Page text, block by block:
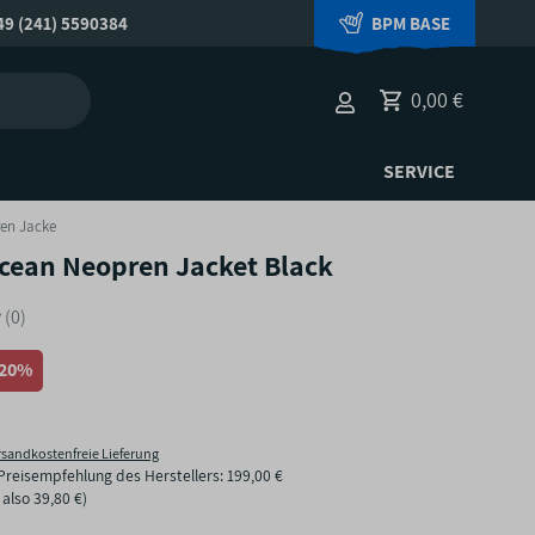
(241) 5590384 BPM BASE
0,00 €
SERVICE
Jacke
Neopren Jacket Black
(0)
Lieferung
des Herstellers:199,00 €
39,80 €)